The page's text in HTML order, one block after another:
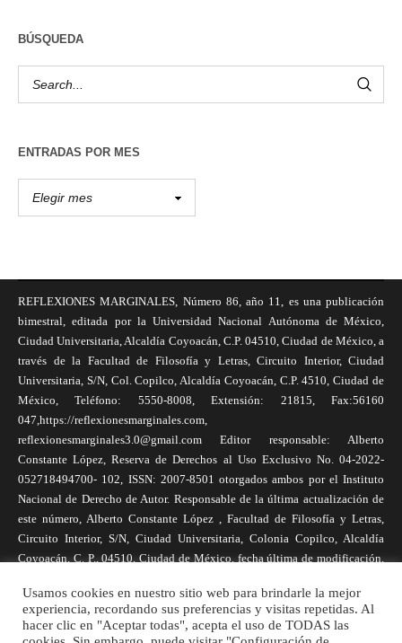
BÚSQUEDA
ENTRADAS POR MES
REFLEXIONES MARGINALES, Número 86, año 11, es una publicación
bimestral, editada por la Universidad Nacional Autónoma de México,
Ciudad Universitaria, Alcaldía Coyoacán, C.P. 04510, Ciudad de México, a
través de la Facultad de Filosofía y Letras, Circuito Interior, Ciudad
Universitaria, S/N, Col. Copilco, Alcaldía Coyoacán, C.P. 4510, Ciudad de
México, Teléfono: 5550-8008, Extensión: 21815, Fax:56160
047,https://reflexionesmarginales.com,
reflexionesmarginales3.0@gmail.com Editor responsable: Alberto
Constante López, Reserva de Derechos al Uso Exclusivo No. 04-2022-
052718494700- 102, ISSN: 2007-8501 otorgados ambos por el Instituto
Nacional de Derecho de Autor. Responsable de la última actualización de
este número, Alberto Constante López , Facultad de Filosofía y Letras,
Circuito Interior, S/N, Ciudad Universitaria, Colonia Copilco, Alcaldía
Coyoacán, C. P., 04510, Ciudad de México, fecha última de modificación,
necesariamente reflejan la postura de la revista, ni de Universidad Nacional
Autónoma de México. Los autores son responsables de los contenidos de
sus artículos. Se autoriza la reproducción total o parcial de los textos aquí
Usamos cookies en nuestro sitio web para brindarle la mejor
experiencia, recordando sus preferencias y visitas repetidas. Al
hacer clic en "Aceptar todas", acepta el uso de TODAS las